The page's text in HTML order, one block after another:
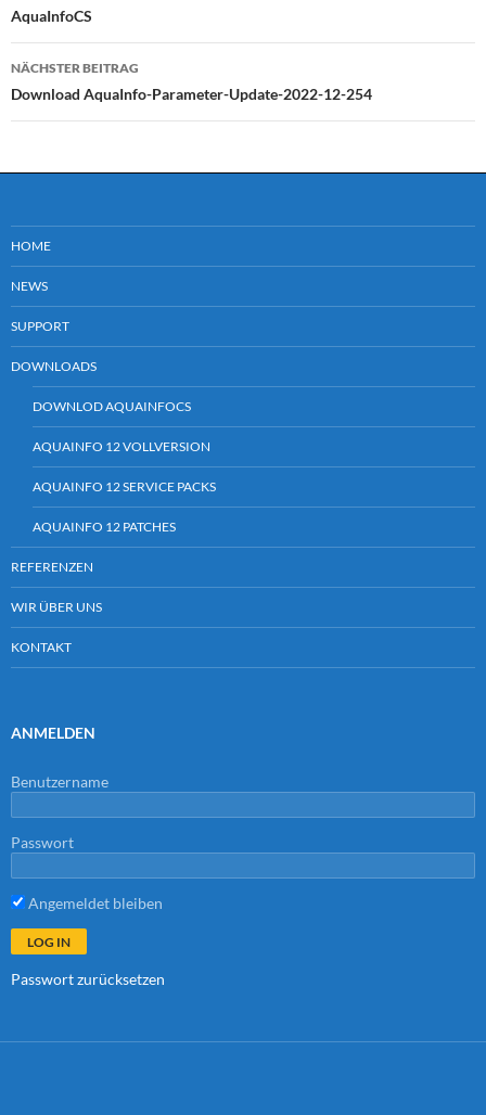
AquaInfoCS
NÄCHSTER BEITRAG
Download AquaInfo-Parameter-Update-2022-12-254
HOME
NEWS
SUPPORT
DOWNLOADS
DOWNLOD AQUAINFOCS
AQUAINFO 12 VOLLVERSION
AQUAINFO 12 SERVICE PACKS
AQUAINFO 12 PATCHES
REFERENZEN
WIR ÜBER UNS
KONTAKT
ANMELDEN
Benutzername
Passwort
Angemeldet bleiben
Passwort zurücksetzen